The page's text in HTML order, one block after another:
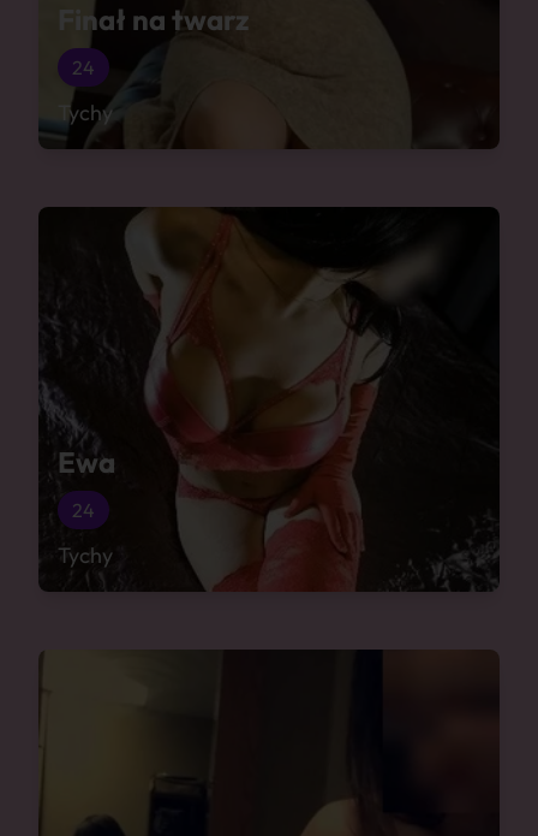
Finał na twarz
24
Tychy
Ewa
24
Tychy